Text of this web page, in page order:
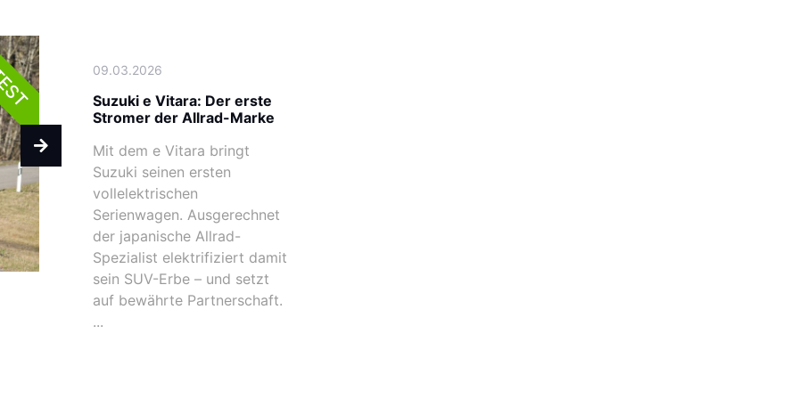
09.03.2026
Suzuki e Vitara: Der erste
Stromer der Allrad-Marke
Mit dem e Vitara bringt
Suzuki seinen ersten
vollelektrischen
Serienwagen. Ausgerechnet
der japanische Allrad-
Spezialist elektrifiziert damit
sein SUV-Erbe – und setzt
auf bewährte Partnerschaft.
...